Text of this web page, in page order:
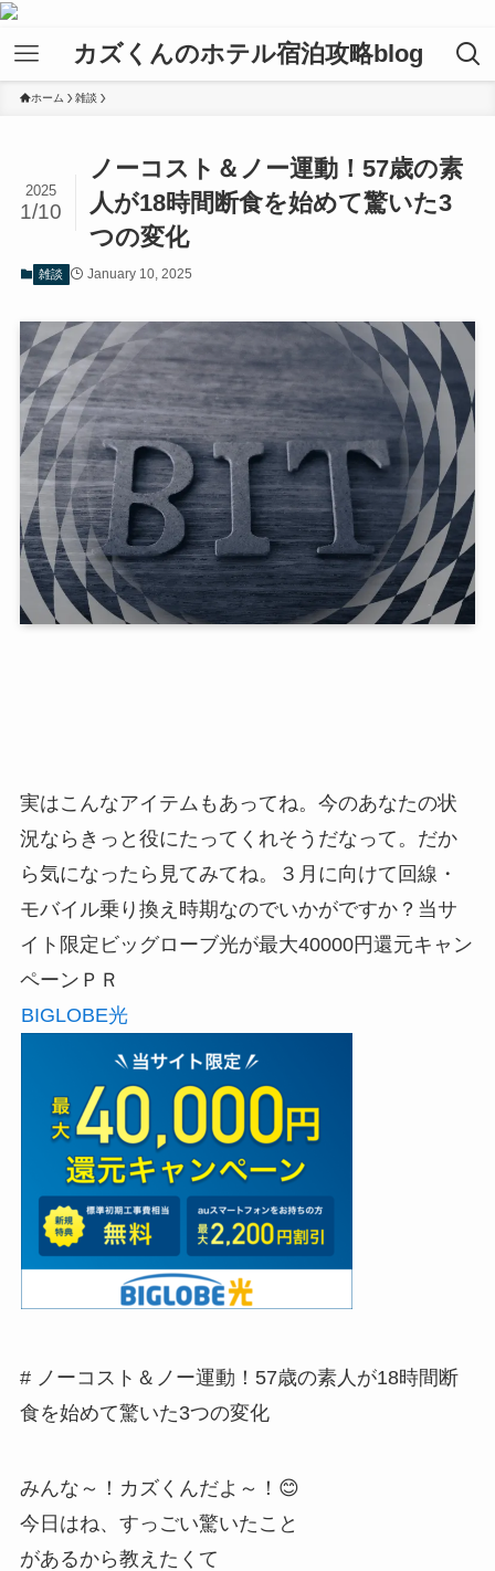
カズくんのホテル宿泊攻略blog
ホーム 雑談
ノーコスト＆ノー運動！57歳の素
人が18時間断食を始めて驚いた3
つの変化
2025
1/10
雑談 January 10, 2025
実はこんなアイテムもあってね。今のあなたの状
況ならきっと役にたってくれそうだなって。だか
ら気になったら見てみてね。３月に向けて回線・
モバイル乗り換え時期なのでいかがですか？当サ
イト限定ビッグローブ光が最大40000円還元キャン
ペーンＰＲ
BIGLOBE光
# ノーコスト＆ノー運動！57歳の素人が18時間断
食を始めて驚いた3つの変化
みんな～！カズくんだよ～！😊
今日はね、すっごい驚いたこと
があるから教えたくて